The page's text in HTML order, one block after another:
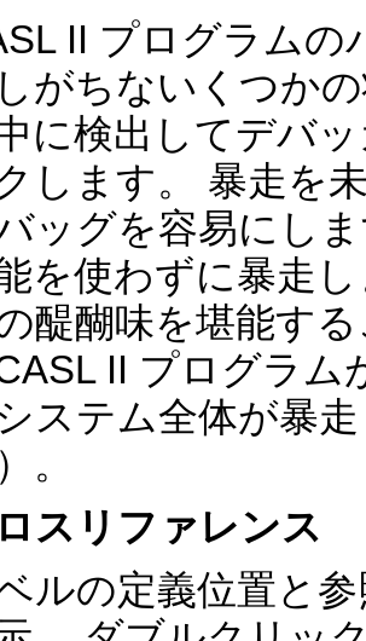
II プログラムの
がちないくつか
に検出してデバ
します。 暴走を
ッグを容易にし
を使わずに暴走
醍醐味を堪能す
CASL II プログラ
ステム全体が暴
。
スリファレンス
ルの定義位置と